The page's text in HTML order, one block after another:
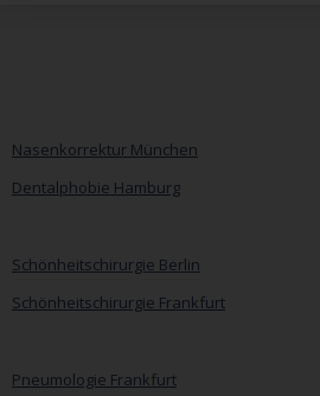
Nasenkorrektur München
Dentalphobie Hamburg
Schönheitschirurgie Berlin
Schönheitschirurgie Frankfurt
Pneumologie Frankfurt